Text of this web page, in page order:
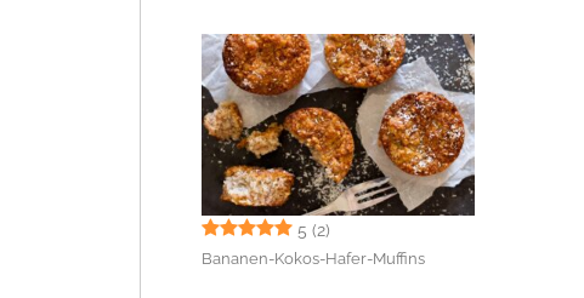
5 (2)
Bananen-Kokos-Hafer-Muffins